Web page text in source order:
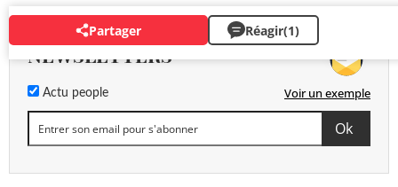
Partager Réagir(1)
NEWSLETTERS
Actu people Voir un exemple